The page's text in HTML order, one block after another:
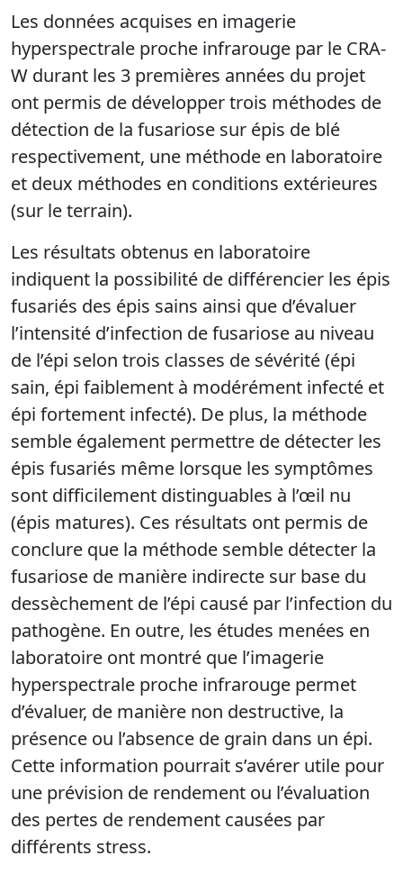
Les données acquises en imagerie
hyperspectrale proche infrarouge par le CRA-
W durant les 3 premières années du projet
ont permis de développer trois méthodes de
détection de la fusariose sur épis de blé
respectivement, une méthode en laboratoire
et deux méthodes en conditions extérieures
(sur le terrain).
Les résultats obtenus en laboratoire
indiquent la possibilité de différencier les épis
fusariés des épis sains ainsi que d’évaluer
l’intensité d’infection de fusariose au niveau
de l’épi selon trois classes de sévérité (épi
sain, épi faiblement à modérément infecté et
épi fortement infecté). De plus, la méthode
semble également permettre de détecter les
épis fusariés même lorsque les symptômes
sont difficilement distinguables à l’œil nu
(épis matures). Ces résultats ont permis de
conclure que la méthode semble détecter la
fusariose de manière indirecte sur base du
dessèchement de l’épi causé par l’infection du
pathogène. En outre, les études menées en
laboratoire ont montré que l’imagerie
hyperspectrale proche infrarouge permet
d’évaluer, de manière non destructive, la
présence ou l’absence de grain dans un épi.
Cette information pourrait s’avérer utile pour
une prévision de rendement ou l’évaluation
des pertes de rendement causées par
différents stress.